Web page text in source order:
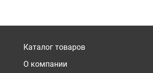
Каталог товаров
О компании